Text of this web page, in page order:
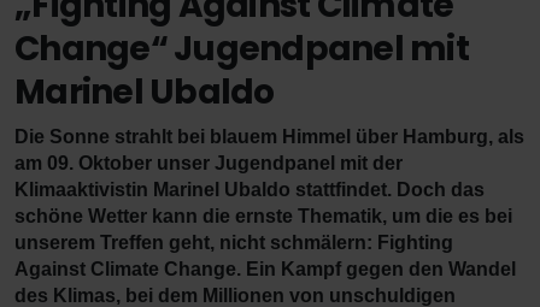
Change“ Jugendpanel mit
Marinel Ubaldo
Die Sonne strahlt bei blauem Himmel über Hamburg, als
am 09. Oktober unser Jugendpanel mit der
Klimaaktivistin Marinel Ubaldo stattfindet. Doch das
schöne Wetter kann die ernste Thematik, um die es bei
unserem Treffen geht, nicht schmälern: Fighting
Against Climate Change. Ein Kampf gegen den Wandel
des Klimas, bei dem Millionen von unschuldigen